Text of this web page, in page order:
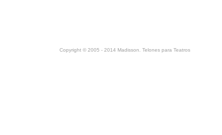
Copyright © 2005 - 2014 Madisson. Telones para Teatros